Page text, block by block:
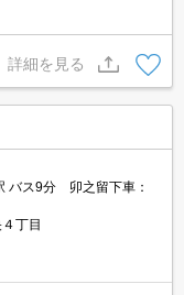
詳細を見る
バス9分 卯之留下車：
丁目